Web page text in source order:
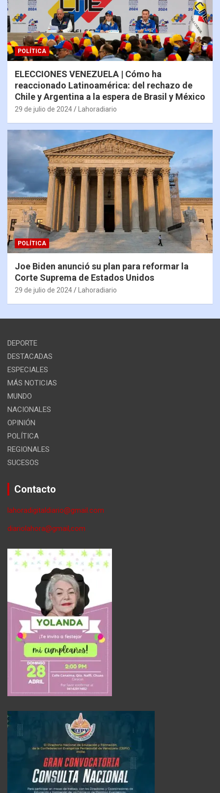
POLÍTICA
ELECCIONES VENEZUELA | Cómo ha
reaccionado Latinoamérica: del rechazo de
Chile y Argentina a la espera de Brasil y México
29 de julio de 2024 Lahoradiario
POLÍTICA
Joe Biden anunció su plan para reformar la
Corte Suprema de Estados Unidos
29 de julio de 2024 Lahoradiario
DEPORTE
DESTACADAS
ESPECIALES
MÁS NOTICIAS
MUNDO
NACIONALES
OPINIÓN
POLÍTICA
REGIONALES
SUCESOS
Contacto
lahoradigitaldiario@gmail.com
diariolahora@gmail,com